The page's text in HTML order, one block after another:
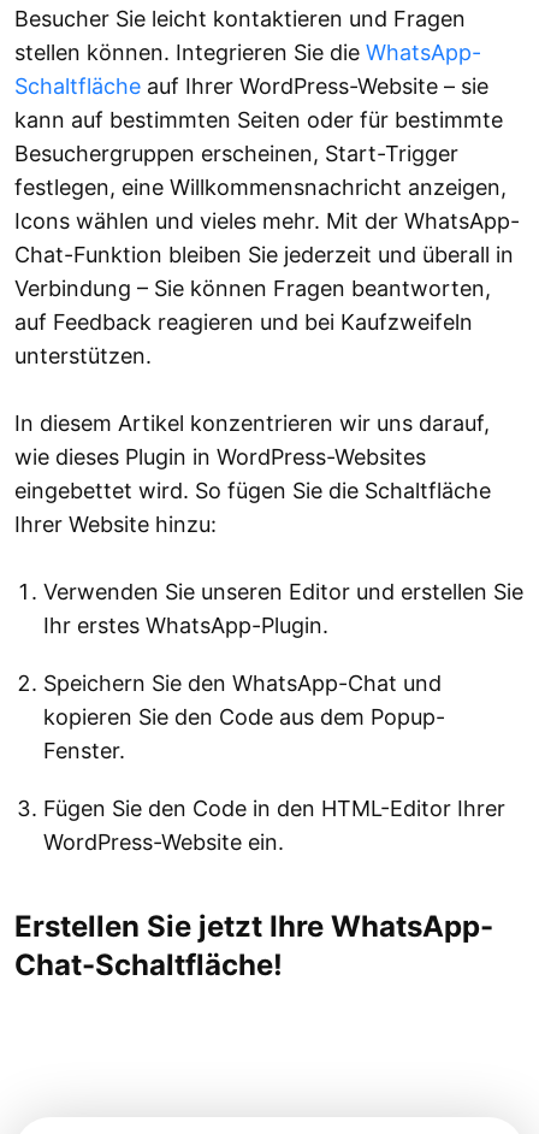
Besucher Sie leicht kontaktieren und Fragen
stellen können. Integrieren Sie die WhatsApp-
Schaltfläche auf Ihrer WordPress-Website – sie
kann auf bestimmten Seiten oder für bestimmte
Besuchergruppen erscheinen, Start-Trigger
festlegen, eine Willkommensnachricht anzeigen,
Icons wählen und vieles mehr. Mit der WhatsApp-
Chat-Funktion bleiben Sie jederzeit und überall in
Verbindung – Sie können Fragen beantworten,
auf Feedback reagieren und bei Kaufzweifeln
unterstützen.
In diesem Artikel konzentrieren wir uns darauf,
wie dieses Plugin in WordPress-Websites
eingebettet wird. So fügen Sie die Schaltfläche
Ihrer Website hinzu:
Verwenden Sie unseren Editor und erstellen Sie
Ihr erstes WhatsApp-Plugin.
Speichern Sie den WhatsApp-Chat und
kopieren Sie den Code aus dem Popup-
Fenster.
Fügen Sie den Code in den HTML-Editor Ihrer
WordPress-Website ein.
Erstellen Sie jetzt Ihre WhatsApp-
Chat-Schaltfläche!